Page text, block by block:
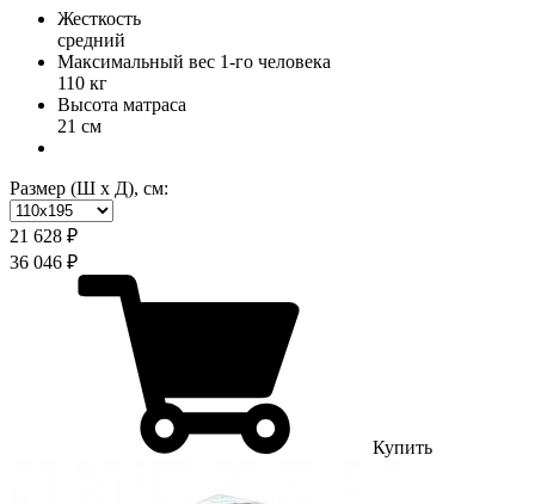
Жесткость
средний
Максимальный вес 1-го человека
110 кг
Высота матраса
21 см
Размер (Ш х Д), см:
21 628 ₽
36 046 ₽
Купить